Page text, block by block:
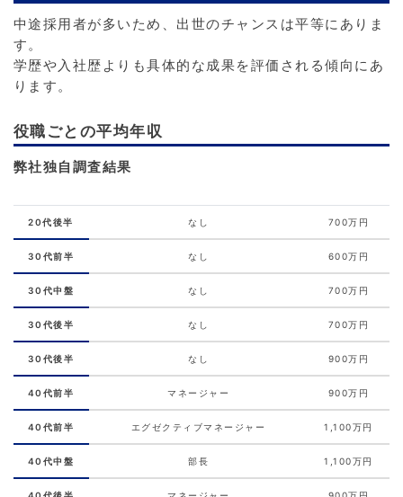
中途採用者が多いため、出世のチャンスは平等にありま
す。
学歴や入社歴よりも具体的な成果を評価される傾向にあ
ります。
役職ごとの平均年収
弊社独自調査結果
20代後半 なし 700万円
30代前半 なし 600万円
30代中盤 なし 700万円
30代後半 なし 700万円
30代後半 なし 900万円
40代前半 マネージャー 900万円
40代前半 エグゼクティブマネージャー 1,100万円
40代中盤 部長 1,100万円
40代後半 マネージャー 900万円